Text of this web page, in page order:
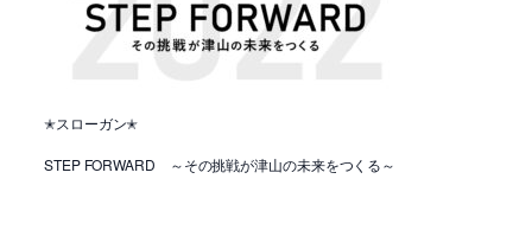
✭スローガン✭
STEP FORWARD ～その挑戦が津山の未来をつくる～